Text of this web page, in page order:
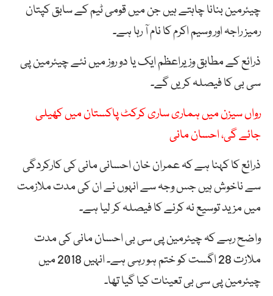
چیئرمین بنانا چاہتے ہیں جن میں قومی ٹیم کے سابق کپتان
رمیز راجہ اور وسیم اکرم کا نام آ رہا ہے۔
ذرائع کے مطابق وزیراعظم ایک یا دو روز میں نئے چیئرمین پی
سی بی کا فیصلہ کریں گے۔
رواں سیزن میں ہماری ساری کرکٹ پاکستان میں کھیلی
جائے گی، احسان مانی
ذرائع کا کہنا ہے کہ عمران خان احسانی مانی کی کارکردگی
سے ناخوش ہیں جس وجہ سے انہوں نے ان کی مدت ملازمت
میں مزید توسیع نہ کرنے کا فیصلہ کر لیا ہے۔
واضح رہے کہ چیئرمین پی سی بی احسان مانی کی مدت
ملازت 28 اگست کو ختم ہو رہی ہے۔ انہیں 2018 میں
چیئرمین پی سی بی تعینات کیا گیا تھا۔